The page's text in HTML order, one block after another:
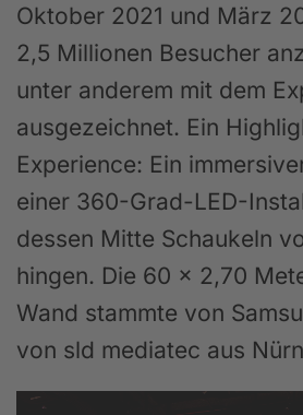
Oktober 2021 und März
2,5 Millionen Besucher
unter anderem mit dem
ausgezeichnet. Ein
Experience: Ein
einer 360-Grad-LED-
dessen Mitte Schaukeln
hingen. Die 60 x 2,70
Wand stammte von
von sld mediatec aus